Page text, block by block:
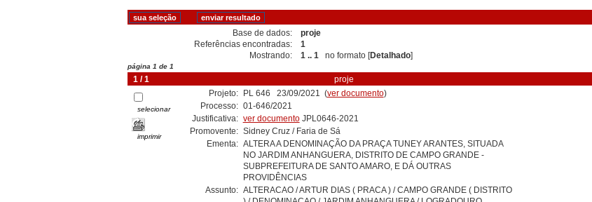
Base de dados:
proje
Referências encontradas:
1
Mostrando:
1 .. 1 no formato [Detalhado]
página 1 de 1
1 / 1 proje
selecionar
imprimir
Projeto: PL 646 23/09/2021 (ver documento)
Processo: 01-646/2021
Justificativa: ver documentoJPL0646-2021
Promovente: Sidney Cruz / Faria de Sá
Ementa: ALTERA A DENOMINAÇÃO DA PRAÇA TUNEY ARANTES, SITUADA
NO JARDIM ANHANGUERA, DISTRITO DE CAMPO GRANDE -
SUBPREFEITURA DE SANTO AMARO, E DÁ OUTRAS
PROVIDÊNCIAS
Assunto: ALTERACAO / ARTUR DIAS ( PRACA ) / CAMPO GRANDE ( DISTRITO